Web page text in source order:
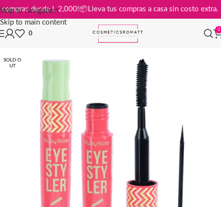
Skip to navigation
Skip to main content
compras desde L 2,000! 📦Lleva tus compras a casa sin costo
0
0
SOLD O
UT